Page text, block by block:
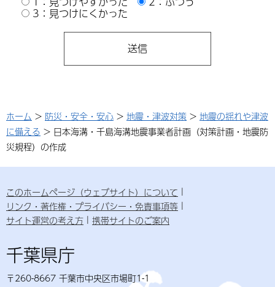
3：見つけにくかった
ホーム > 防災・安全・安心 > 地震・津波対策 > 地震の揺れや津波
に備える > 日本海溝・千島海溝地震事業者計画（対策計画・地震防
災規程）の作成
このホームページ（ウェブサイト）について
リンク・著作権・プライバシー・免責事項等
サイト運営の考え方
携帯サイトのご案内
千葉県庁
〒260-8667 千葉市中央区市場町1-1